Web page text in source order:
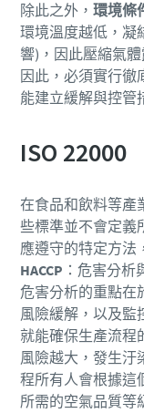
除此之外， 環境條
環境溫度越低，凝
響)，因此壓縮氣
因此，必須實行徹
能建立緩解與控管
ISO 22000
在食品和飲料等產
些標準並不會定義
應遵守的特定方法
HACCP ：危害分析
危害分析的重點在
風險緩解，以及監
就能確保生產流程
風險越大，發生汙
程所有人會根據這
所需的空氣品質等